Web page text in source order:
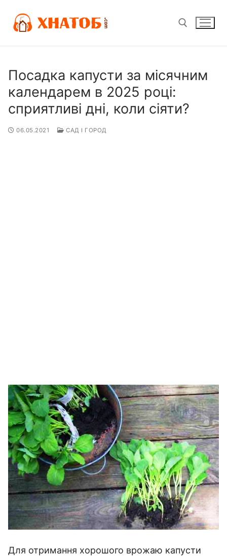
вмісту
Посадка капусти за місячним
календарем в 2025 році:
сприятливі дні, коли сіяти?
06.05.2021 САД І ГОРОД
Для отримання хорошого врожаю капусти